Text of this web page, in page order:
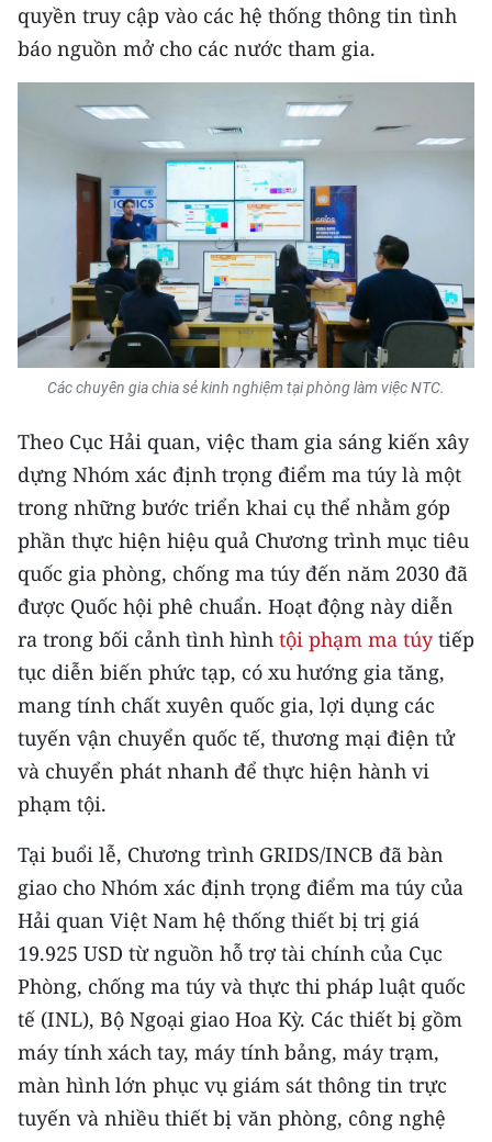
Media Môi trường
Ảnh
Infographic
TIN MỚI
TIN ĐỊA PHƯƠNG
Trung du và miền núi phía Bắc
Đồng bằng sông Hồng
Bắc Trung Bộ
Duyên hải Nam Trung Bộ và Tây
Nguyên
Đông Nam Bộ
Đồng bằng sông Cửu Long
Chuyên trang Hà Nội
Chuyên trang TP. Hồ Chí Minh
CHUYÊN ĐỀ
CÁC CHUYÊN TRANG
VỀ BÁO NHÂN DÂN
THỜI NAY
NHÂN DÂN CUỐI TUẦN
NHÂN DÂN HẰNG THÁNG
MUA BÁO
ĐỌC BÁO IN
quyền truy cập vào các hệ thống thông tin tình
báo nguồn mở cho các nước tham gia.
Các chuyên gia chia sẻ kinh nghiệm tại phòng làm việc NTC.
Theo Cục Hải quan, việc tham gia sáng kiến xây
dựng Nhóm xác định trọng điểm ma túy là một
trong những bước triển khai cụ thể nhằm góp
phần thực hiện hiệu quả Chương trình mục tiêu
quốc gia phòng, chống ma túy đến năm 2030 đã
được Quốc hội phê chuẩn. Hoạt động này diễn
ra trong bối cảnh tình hình tội phạm ma túytiếp
tục diễn biến phức tạp, có xu hướng gia tăng,
mang tính chất xuyên quốc gia, lợi dụng các
tuyến vận chuyển quốc tế, thương mại điện tử
và chuyển phát nhanh để thực hiện hành vi
phạm tội.
Tại buổi lễ, Chương trình GRIDS/INCB đã bàn
giao cho Nhóm xác định trọng điểm ma túy của
Hải quan Việt Nam hệ thống thiết bị trị giá
19.925 USD từ nguồn hỗ trợ tài chính của Cục
Phòng, chống ma túy và thực thi pháp luật quốc
tế (INL), Bộ Ngoại giao Hoa Kỳ. Các thiết bị gồm
máy tính xách tay, máy tính bảng, máy trạm,
màn hình lớn phục vụ giám sát thông tin trực
tuyến và nhiều thiết bị văn phòng, công nghệ